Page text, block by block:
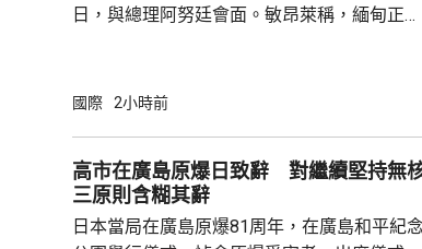
日，與總理阿努廷會面。敏昂萊稱，緬甸正重
關係，並尋求與東盟建立更良好關係。阿努廷
蓋緬甸籍勞工問題、流經兩國河流的水質管
理，以及太空觀測技術等。 今次是敏昂萊繼訪
問中國、印度和老撾後，近月出訪的第四個...
國際 2小時前
高市在廣島原爆日致辭 對繼續堅持無
三原則含糊其辭
日本當局在廣島原爆81周年，在廣島和平紀念